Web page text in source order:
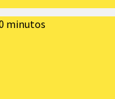
minutos